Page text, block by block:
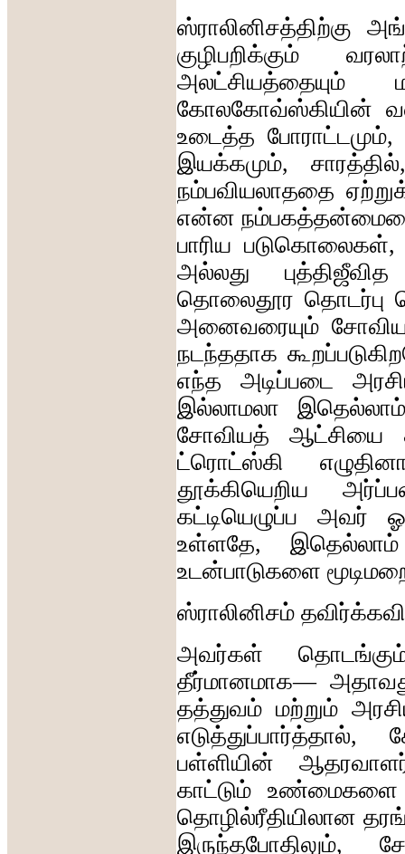
ஸ்ராலினிசத்திற்கு
குழிபறிக்கும்
அலட்சியத்தையும்
கோலகோவ்ஸ்கியின்
உடைத்த போராட்டமும்,
இயக்கமும், சாரத்தில்
நம்பவியலாததை
என்ன
பாரிய படுகொலைகள்
அல்லது
புத்திஜீவித
தொலைதூர தொடர்பு
அனைவரையும்
நடந்ததாக
எந்த
அடிப்படை
இல்லாமலா
சோவியத்
ஆட்சியை
ட்ரொட்ஸ்கி
தூக்கியெறிய
கட்டியெழுப்ப
அவர்
உள்ளதே, இதெல்லாம்
உடன்பாடுகளை
ஸ்ராலினிசம்
அவர்கள்
தீர்மானமாக—
தத்துவம் மற்றும்
எடுத்துப்பார்த்தால்,
பள்ளியின்
காட்டும்
உண்மைகளை
தொழில்ரீதியிலான
இருந்தபோதிலும்,